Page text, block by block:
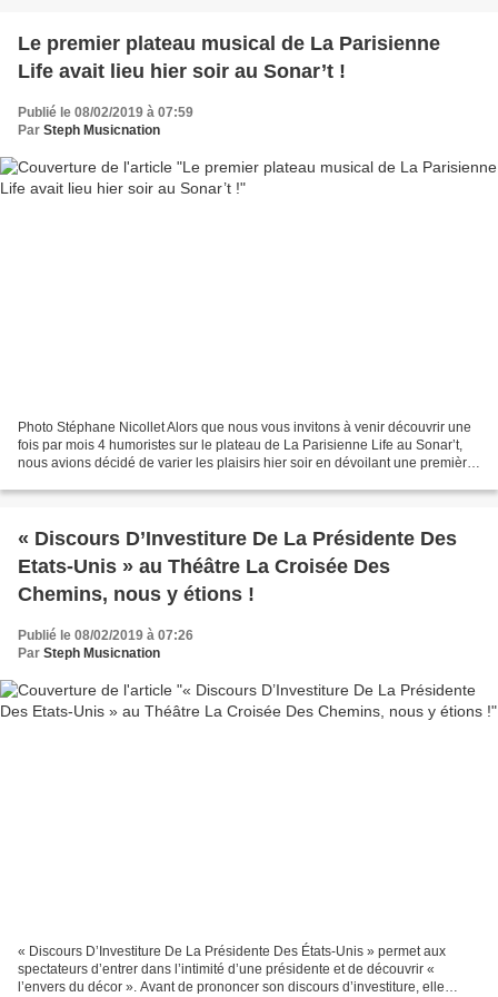
Le premier plateau musical de La Parisienne
Life avait lieu hier soir au Sonar’t !
Publié le 08/02/2019 à 07:59
Par Steph Musicnation
Photo Stéphane Nicollet Alors que nous vous invitons à venir découvrir une
fois par mois 4 humoristes sur le plateau de La Parisienne Life au Sonar’t,
nous avions décidé de varier les plaisirs hier soir en dévoilant une première
« Discours D’Investiture De La Présidente Des
Etats-Unis » au Théâtre La Croisée Des
Chemins, nous y étions !
Publié le 08/02/2019 à 07:26
Par Steph Musicnation
« Discours D’Investiture De La Présidente Des États-Unis » permet aux
spectateurs d’entrer dans l’intimité d’une présidente et de découvrir «
l’envers du décor ». Avant de prononcer son discours d’investiture, elle